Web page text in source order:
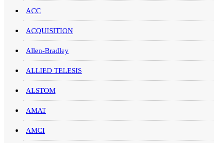
ACC
ACQUISITION
Allen-Bradley
ALLIED TELESIS
ALSTOM
AMAT
AMCI